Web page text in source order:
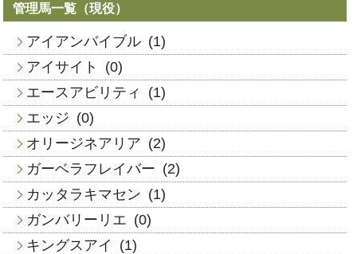
管理馬一覧（現役）
アイアンバイブル (1)
アイサイト
(0)
エースアビリティ
(1)
エッジ (0)
オリージネアリア (2)
ガーベラフレイバー (2)
カッタラキマセン (1)
ガンバリーリエ (0)
キングスアイ
(1)